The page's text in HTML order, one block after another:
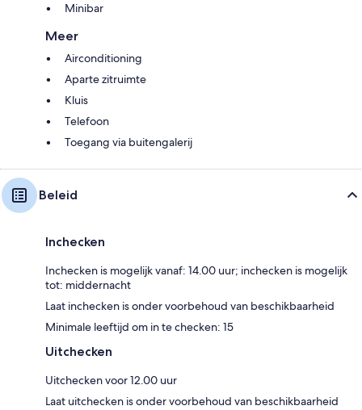
Minibar
Meer
Airconditioning
Aparte zitruimte
Kluis
Telefoon
Toegang via buitengalerij
Beleid
Inchecken
Inchecken is mogelijk vanaf: 14.00 uur; inchecken is mogelijk
tot: middernacht
Laat inchecken is onder voorbehoud van beschikbaarheid
Minimale leeftijd om in te checken: 15
Uitchecken
Uitchecken voor 12.00 uur
Laat uitchecken is onder voorbehoud van beschikbaarheid